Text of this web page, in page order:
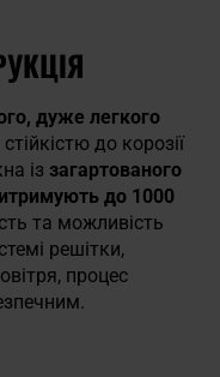
дуже легкого
до корозії
із загартованого
до 1000
та можливість
решітки,
процес